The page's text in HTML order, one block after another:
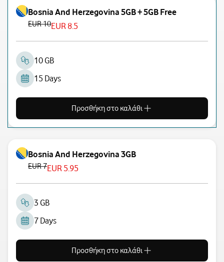
Bosnia And Herzegovina 5GB + 5GB Free
EUR 10EUR 8.5
10 GB
15 Days
Προσθήκη στο καλάθι
Bosnia And Herzegovina 3GB
EUR 7EUR 5.95
3 GB
7 Days
Προσθήκη στο καλάθι